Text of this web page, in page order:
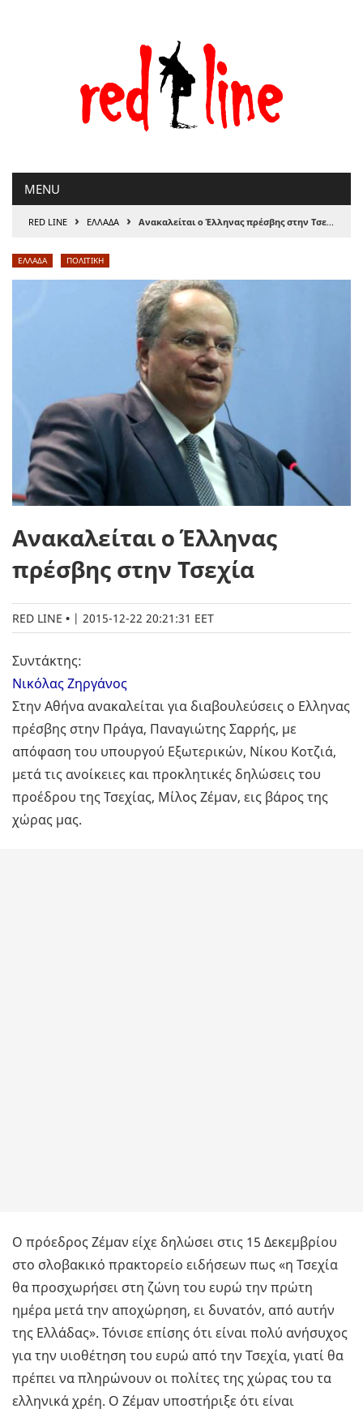
MENU
RED LINE › ΕΛΛΑΔΑ › Ανακαλείται ο Έλληνας πρέσβης στην Τσεχία
ΕΛΛΑΔΑ ΠΟΛΙΤΙΚΗ
Ανακαλείται ο Έλληνας
πρέσβης στην Τσεχία
RED LINE | 2015-12-22 20:21:31 EET
Συντάκτης:
Νικόλας Ζηργάνος
Στην Αθήνα ανακαλείται για διαβουλεύσεις ο Ελληνας
πρέσβης στην Πράγα, Παναγιώτης Σαρρής, με
απόφαση του υπουργού Εξωτερικών, Νίκου Κοτζιά,
μετά τις ανοίκειες και προκλητικές δηλώσεις του
προέδρου της Τσεχίας, Μίλος Ζέμαν, εις βάρος της
χώρας μας.
Ο πρόεδρος Ζέμαν είχε δηλώσει στις 15 Δεκεμβρίου
στο σλοβακικό πρακτορείο ειδήσεων πως «η Τσεχία
θα προσχωρήσει στη ζώνη του ευρώ την πρώτη
ημέρα μετά την αποχώρηση, ει δυνατόν, από αυτήν
της Ελλάδας». Τόνισε επίσης ότι είναι πολύ ανήσυχος
για την υιοθέτηση του ευρώ από την Τσεχία, γιατί θα
πρέπει να πληρώνουν οι πολίτες της χώρας του τα
ελληνικά χρέη. Ο Ζέμαν υποστήριξε ότι είναι